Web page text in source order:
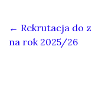
← Rekrutacja do
na rok 2025/26